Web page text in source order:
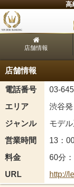
高
店舗情報
店舗情報
電話番号
03-
エリア
渋谷発
ジャンル
モデ
営業時間
13：
料金
60分
URL
http://